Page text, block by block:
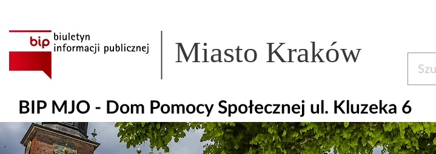
Miasto Kraków
BIP MJO - Dom Pomocy Społecznej ul. Kluzeka 6